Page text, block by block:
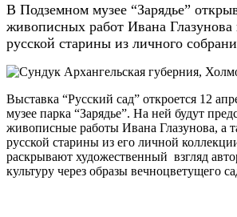
В Подземном музее “Зарядье”
живописных работ Ивана Глазунова
русской старины из личного
Выставка “Русский сад” откроется 12
музее парка “Зарядье”. На ней будут
живописные работы Ивана Глазунова, а
русской старины из его личной
раскрывают художественный взгляд
культуру через образы вечноцветущего